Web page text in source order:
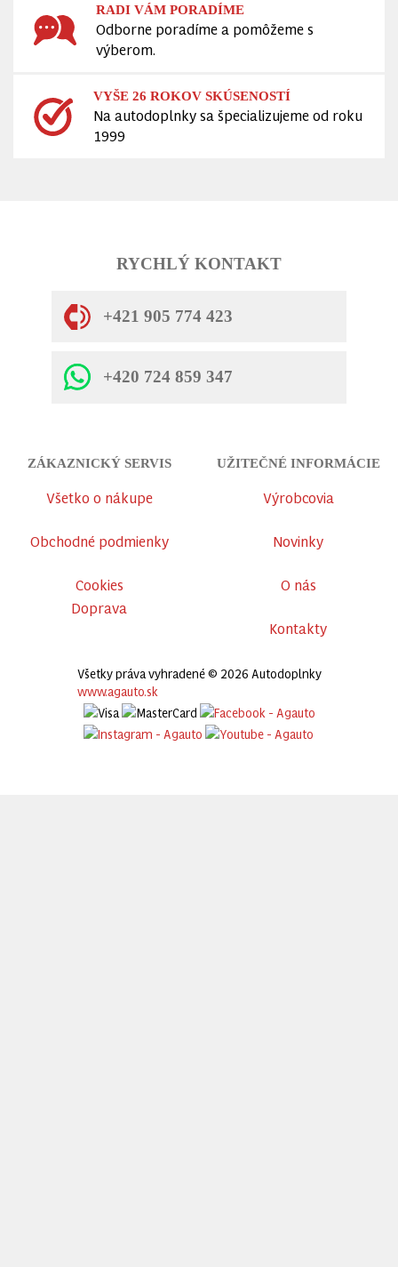
RADI VÁM PORADÍME
Odborne poradíme a pomôžeme s
výberom.
VYŠE 26 ROKOV SKÚSENOSTÍ
Na autodoplnky sa špecializujeme od roku
1999
RYCHLÝ KONTAKT
+421 905 774 423
+420 724 859 347
ZÁKAZNICKÝ SERVIS
Všetko o nákupe
Obchodné podmienky
Cookies
Doprava
UŽITEČNÉ INFORMÁCIE
Výrobcovia
Novinky
O nás
Kontakty
Všetky práva vyhradené © 2026 Autodoplnky
www.agauto.sk